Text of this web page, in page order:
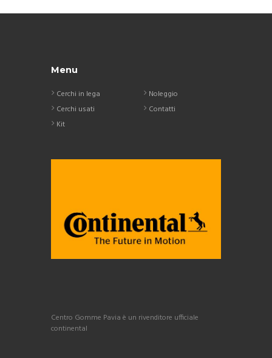
Menu
Cerchi in lega
Cerchi usati
Kit
Noleggio
Contatti
Centro Gomme Pavia è un rivenditore ufficiale
continental